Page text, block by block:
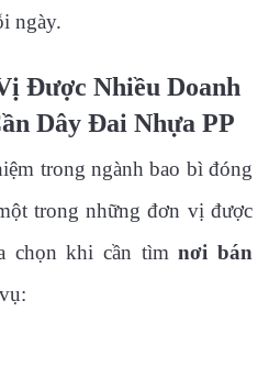
ngày.
Được Nhiều Doanh
Dây Đai Nhựa PP
trong ngành bao bì đóng
trong những đơn vị được
chọn khi cần tìmnơi bán